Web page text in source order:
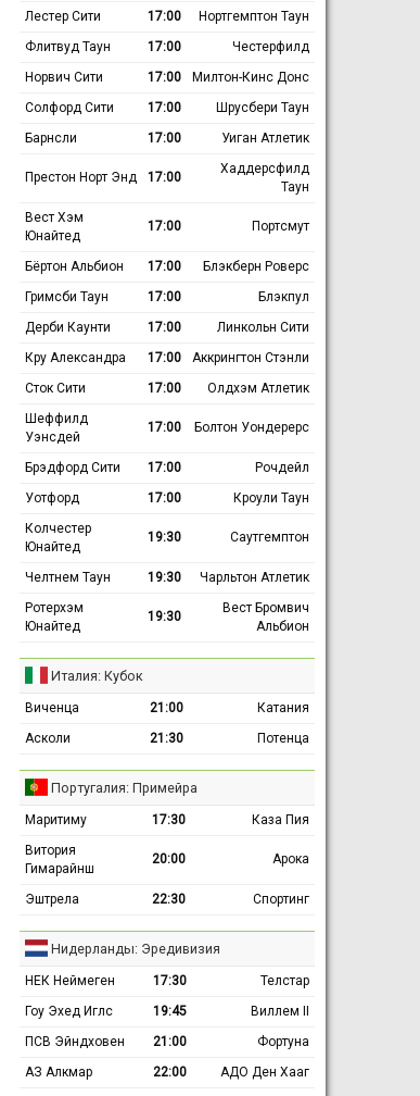
Лестер Сити
17:00
Нортгемптон Таун
Флитвуд Таун
17:00
Честерфилд
Норвич Сити
17:00
Милтон-Кинс Донс
Солфорд Сити
17:00
Шрусбери Таун
Барнсли
17:00 Уиган Атлетик
Престон Норт Энд 17:00
Хаддерсфилд
Таун
Вест Хэм
Юнайтед
17:00 Портсмут
Бёртон Альбион 17:00
Блэкберн Роверс
Гримсби Таун
17:00
Блэкпул
Дерби Каунти
17:00
Линкольн Сити
Кру Александра
17:00
Аккрингтон Стэнли
Сток Сити
17:00
Олдхэм Атлетик
Шеффилд
Уэнсдей
17:00 Болтон Уондерерс
Брэдфорд Сити 17:00
Рочдейл
Уотфорд
17:00
Кроули Таун
Колчестер
Юнайтед
19:30 Саутгемптон
Челтнем Таун 19:30
Чарльтон Атлетик
Ротерхэм
Юнайтед
19:30
Вест Бромвич
Альбион
Италия: Кубок
Виченца 21:00
Катания
Асколи
21:30 Потенца
Португалия: Примейра
Маритиму 17:30
Каза Пия
Витория
Гимарайнш
20:00 Арока
Эштрела 22:30 Спортинг
Нидерланды: Эредивизия
НЕК Неймеген 17:30
Телстар
Гоу Эхед Иглс
19:45
Виллем II
ПСВ Эйндховен
21:00
Фортуна
АЗ Алкмар
22:00 АДО Ден Хааг